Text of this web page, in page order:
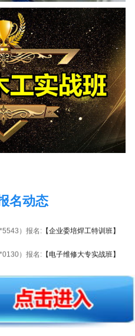
名动态
）报名:【电动车维修实战班】
）报名:【瓦工全能实战班】
）报名:【电动工具维修实战班】